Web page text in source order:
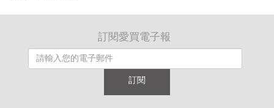
訂閱愛買電子報
訂閱